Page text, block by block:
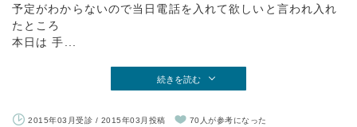
予定がわからないので当日電話を入れて欲しいと言われ入れ
たところ
本日は 手...
続きを読む
2015年03月受診 / 2015年03月投稿 70人が参考になった